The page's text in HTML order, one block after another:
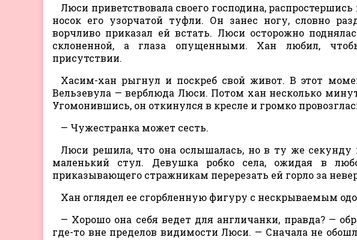
Люси приветствовала своего господина,
носок его узорчатой туфли. Он занес ногу, словно
ворчливо приказал ей встать. Люси осторожно
склоненной, а глаза опущенными. Хан любил,
присутствии.
Хасим-хан рыгнул и поскреб свой живот. В этот
Вельзевула — верблюда Люси. Потом хан несколько
Угомонившись, он откинулся в кресле и громко
— Чужестранка может сесть.
Люси решила, что она ослышалась, но в ту же секунду
маленький стул. Девушка робко села, ожидая в
приказывающего стражникам перерезать ей горло за
Хан оглядел ее сгорбленную фигуру с нескрываемым
— Хорошо она себя ведет для англичанки, правда? —
где-то вне пределов видимости Люси. — Сначала не